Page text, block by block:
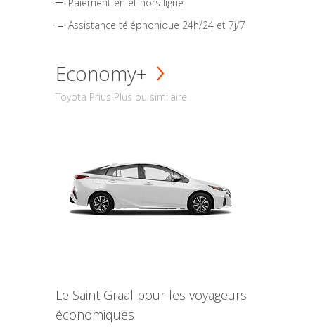
Assistance téléphonique 24h/24 et 7j/7
Economy+
Toyota Prius Plus ou similaire
Le Saint Graal pour les voyageurs
économiques